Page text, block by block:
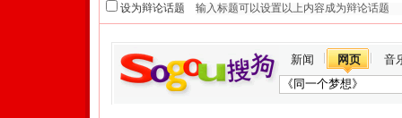
设为辩论话题
新闻 网页 音